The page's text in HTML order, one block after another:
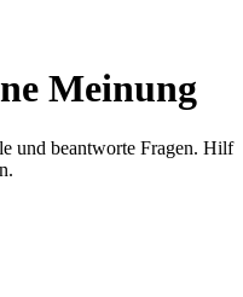
Meinung
und beantworte Fragen. Hilf